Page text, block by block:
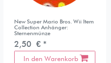
New Super Mario Bros. Wii Item
Collection Anhänger:
Sternenmünze
2,50 € *
In den Warenkorb